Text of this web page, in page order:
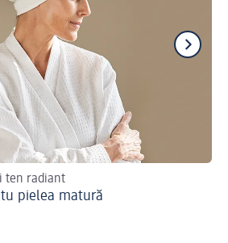
ten radiant
pielea matură